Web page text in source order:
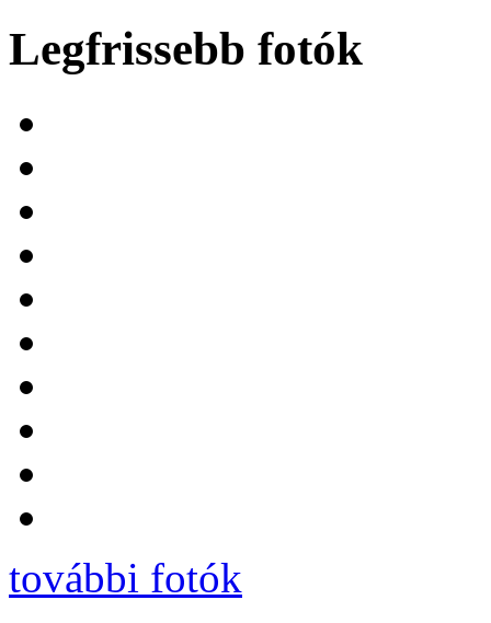
Legfrissebb fotók
további fotók